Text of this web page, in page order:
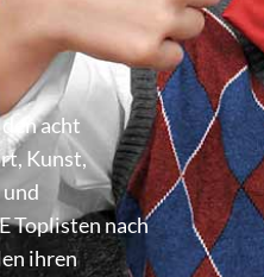
acht
Kunst,
Toplisten nach
ihren